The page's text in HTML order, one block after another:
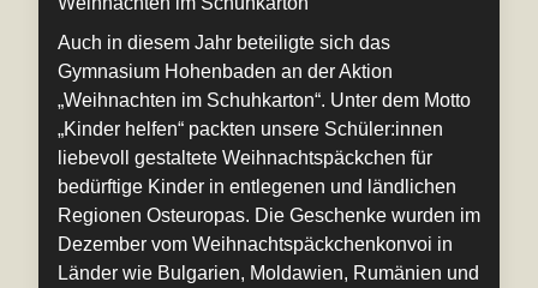
Auch in diesem Jahr beteiligte sich das
Gymnasium Hohenbaden an der Aktion
„Weihnachten im Schuhkarton“. Unter dem Motto
„Kinder helfen“ packten unsere Schüler:innen
liebevoll gestaltete Weihnachtspäckchen für
bedürftige Kinder in entlegenen und ländlichen
Regionen Osteuropas. Die Geschenke wurden im
Dezember vom Weihnachtspäckchenkonvoi in
Länder wie Bulgarien, Moldawien, Rumänien und